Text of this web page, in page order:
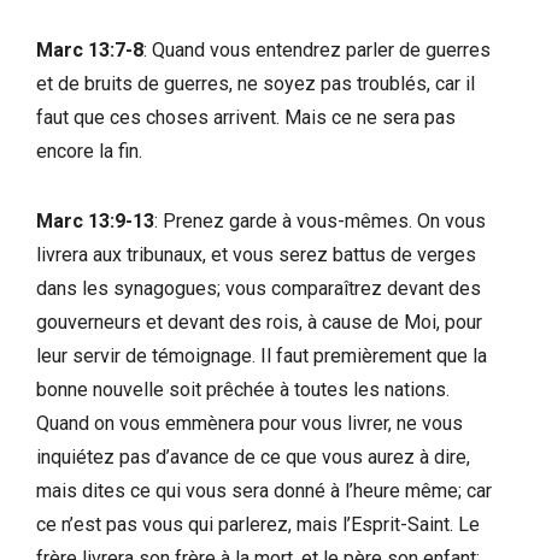
Marc 13:7-8: Quand vous entendrez parler de guerres
et de bruits de guerres, ne soyez pas troublés, car il
faut que ces choses arrivent. Mais ce ne sera pas
encore la fin.
Marc 13:9-13: Prenez garde à vous-mêmes. On vous
livrera aux tribunaux, et vous serez battus de verges
dans les synagogues; vous comparaîtrez devant des
gouverneurs et devant des rois, à cause de Moi, pour
leur servir de témoignage. Il faut premièrement que la
bonne nouvelle soit prêchée à toutes les nations.
Quand on vous emmènera pour vous livrer, ne vous
inquiétez pas d’avance de ce que vous aurez à dire,
mais dites ce qui vous sera donné à l’heure même; car
ce n’est pas vous qui parlerez, mais l’Esprit-Saint. Le